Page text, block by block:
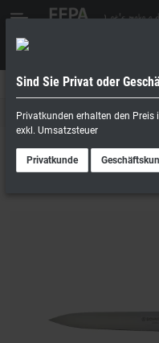
Geschäftskunde
Bäckermesser
Sind Sie Privat oder
Privatkunden erhalten den
exkl. Umsatzsteuer
Privatkunde